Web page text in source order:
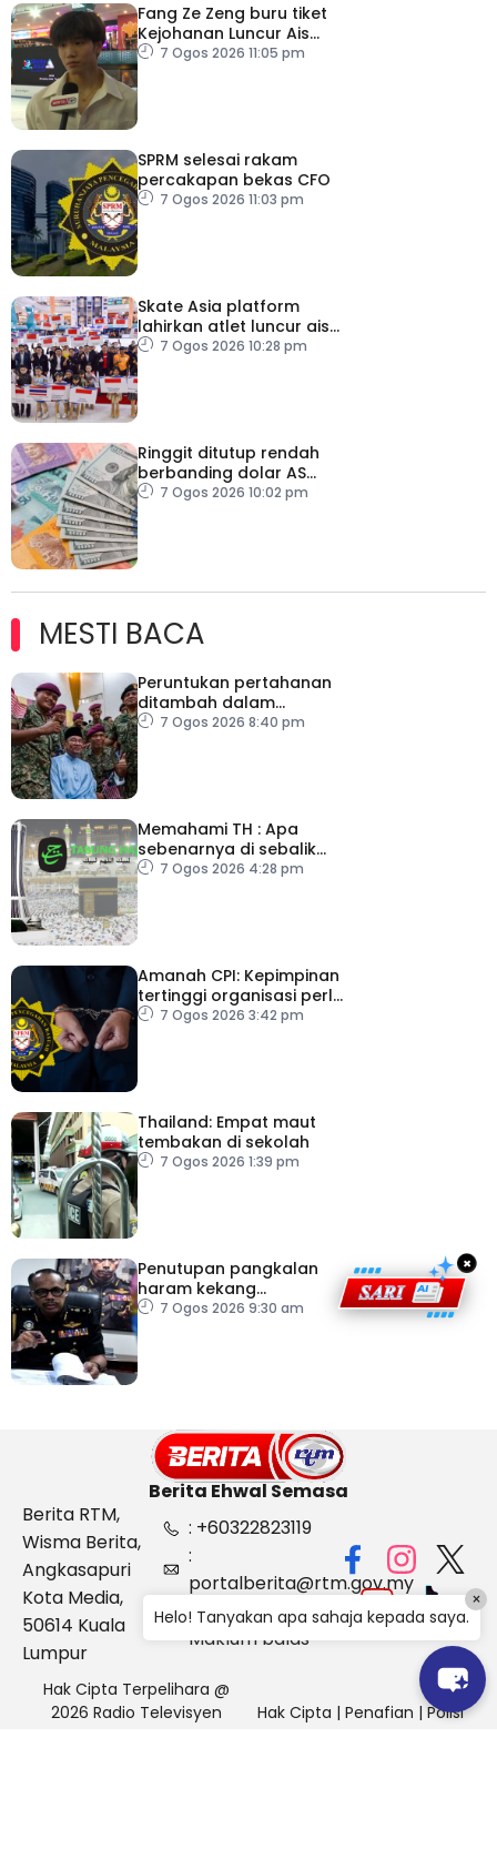
Fang Ze Zeng buru tiket
Kejohanan Luncur Ais
Dunia 2027
7 Ogos 2026 11:05 pm
SPRM selesai rakam
percakapan bekas CFO
7 Ogos 2026 11:03 pm
Skate Asia platform
lahirkan atlet luncur ais
negara
7 Ogos 2026 10:28 pm
Ringgit ditutup rendah
berbanding dolar AS
menjelang pengumuman
7 Ogos 2026 10:02 pm
MESTI BACA
Peruntukan pertahanan
ditambah dalam
Belanjawan 2027
7 Ogos 2026 8:40 pm
Memahami TH : Apa
sebenarnya di sebalik
angka
7 Ogos 2026 4:28 pm
Amanah CPI: Kepimpinan
tertinggi organisasi perlu
pacu reformasi radikal
7 Ogos 2026 3:42 pm
Thailand: Empat maut
tembakan di sekolah
7 Ogos 2026 1:39 pm
Penutupan pangkalan
haram kekang
penyeludupan di
7 Ogos 2026 9:30 am
×
Berita Ehwal Semasa
Berita RTM,
Wisma Berita,
Angkasapuri
Kota Media,
50614 Kuala
Lumpur
: +60322823119
:
portalberita@rtm.gov.my
: Aduan &
Maklum balas
Hak Cipta Terpelihara @
2026 Radio Televisyen
Hak Cipta | Penafian | Polisi
Helo! Tanyakan apa sahaja kepada saya.
×